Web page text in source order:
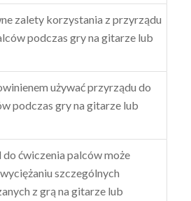
zalety korzystania z przyrządu
podczas gry na gitarze lub
używać przyrządu do
podczas gry na gitarze lub
ćwiczenia palców może
szczególnych
z grą na gitarze lub